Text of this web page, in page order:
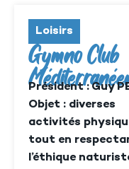
Loisirs
Gymno Club
Président : Guy
Objet : diverses
activités
tout en
l’éthique